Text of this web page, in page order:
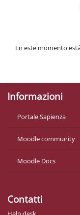
En este momento
Informazioni
Portale Sapienza
Moodle community
Moodle Docs
Contatti